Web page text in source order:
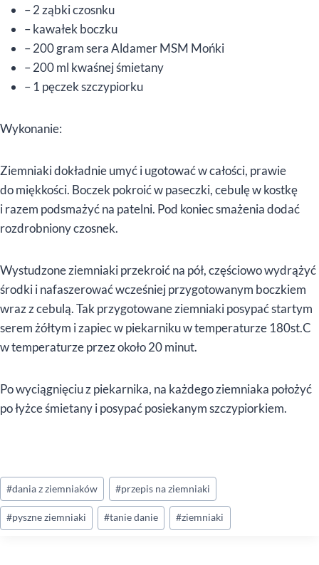
– 2 ząbki czosnku
– kawałek boczku
– 200 gram sera Aldamer MSM Mońki
– 200 ml kwaśnej śmietany
– 1 pęczek szczypiorku
Wykonanie:
Ziemniaki dokładnie umyć i ugotować w całości, prawie
do miękkości. Boczek pokroić w paseczki, cebulę w kostkę
i razem podsmażyć na patelni. Pod koniec smażenia dodać
rozdrobniony czosnek.
Wystudzone ziemniaki przekroić na pół, częściowo wydrążyć
środki i nafaszerować wcześniej przygotowanym boczkiem
wraz z cebulą. Tak przygotowane ziemniaki posypać startym
serem żółtym i zapiec w piekarniku w temperaturze 180st.C
w temperaturze przez około 20 minut.
Po wyciągnięciu z piekarnika, na każdego ziemniaka położyć
po łyżce śmietany i posypać posiekanym szczypiorkiem.
Tagi
wpisu:
#dania z ziemniaków #przepis na ziemniaki
#pyszne ziemniaki #tanie danie #ziemniaki